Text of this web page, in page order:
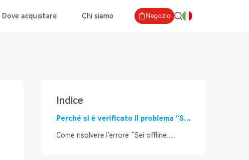
Dove acquistare Chi siamo Negozio
Indice
Perché si è verificato il problema “Sei
connessione”?
Come risolvere l’errore “Sei offline.